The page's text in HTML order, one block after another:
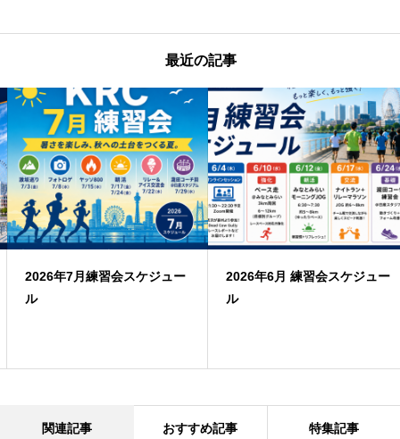
最近の記事
2026年7月練習会スケジュー
ル
2026年6月 練習会スケジュー
ル
関連記事 おすすめ記事 特集記事